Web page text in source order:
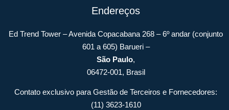
Endereços
Ed Trend Tower – Avenida Copacabana 268 – 6º andar (conjunto
601 a 605) Barueri –
São Paulo,
06472-001, Brasil
Contato exclusivo para Gestão de Terceiros e Fornecedores:
(11) 3623-1610